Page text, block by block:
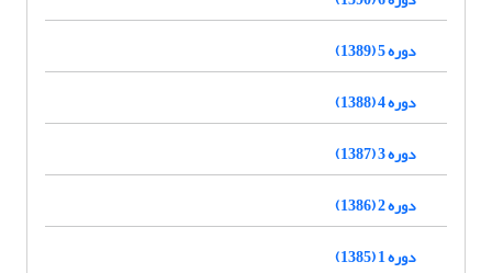
دوره 5 (1389)
دوره 4 (1388)
دوره 3 (1387)
دوره 2 (1386)
دوره 1 (1385)